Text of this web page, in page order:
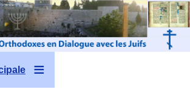
principal